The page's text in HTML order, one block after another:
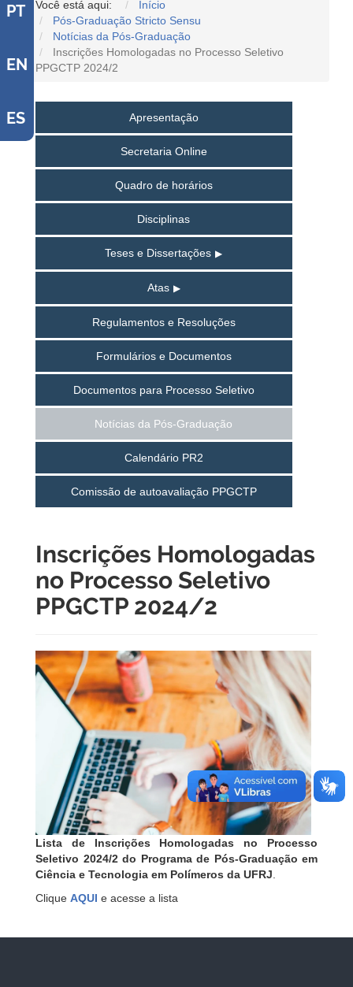
PT
EN
ES
Você está aqui:
Início
Pós-Graduação Stricto Sensu
Notícias da Pós-Graduação
Inscrições Homologadas no Processo Seletivo
PPGCTP 2024/2
Apresentação
Secretaria Online
Quadro de horários
Disciplinas
Teses e Dissertações
Atas
Regulamentos e Resoluções
Formulários e Documentos
Documentos para Processo Seletivo
Notícias da Pós-Graduação
Calendário PR2
Comissão de autoavaliação PPGCTP
Inscrições Homologadas
no Processo Seletivo
PPGCTP 2024/2
Lista de Inscrições Homologadas no Processo
Seletivo 2024/2 do Programa de Pós-Graduação em
Ciência e Tecnologia em Polímeros da UFRJ
Clique AQUI e acesse a lista